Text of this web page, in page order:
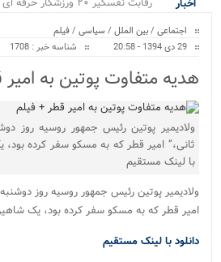
اخبار
اجتماعی /بین الملل / سیاسی /فیلم
29 دی 1394 - 20:58
شناسه خبر : 1708
هدیه متفاوت پوتین به
ولادیمیر پوتین رئیس جمهور روسیه روز
ثانی،” امیر قطر که به مسکو سفر کرده
با لینک مستقیم
ولادیمیر پوتین رئیس جمهور روسیه روز
امیر قطر که به مسکو سفر کرده بود، یک
دانلود با لینک مستقیم